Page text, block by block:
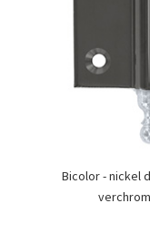
Bicolor - nickel